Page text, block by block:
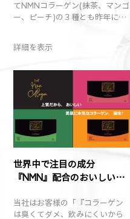
てNMNコラーゲン(抹茶、マンゴ
ー、ピーチ)の３種とも昨年にひ
詳細を表示
世界中で注目の成分
『NMN』配合のおいしいお
NMNコラーゲン
当社はお客様の「『コラーゲン
は臭くてダメ、飲みにくいから